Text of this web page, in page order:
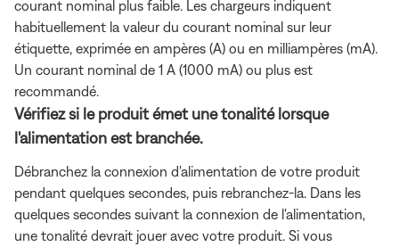
courant nominal plus faible. Les chargeurs indiquent
habituellement la valeur du courant nominal sur leur
étiquette, exprimée en ampères (A) ou en milliampères (mA).
Un courant nominal de 1 A (1000 mA) ou plus est
recommandé.
Vérifiez si le produit émet une tonalité lorsque
l'alimentation est branchée.
Débranchez la connexion d'alimentation de votre produit
pendant quelques secondes, puis rebranchez-la. Dans les
quelques secondes suivant la connexion de l'alimentation,
une tonalité devrait jouer avec votre produit. Si vous